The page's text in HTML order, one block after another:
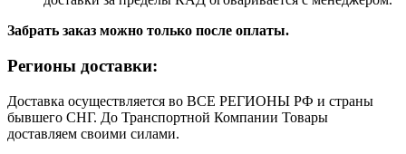
Забрать заказ можно только после оплаты.
Регионы доставки:
Доставка осуществляется во ВСЕ РЕГИОНЫ РФ и страны
бывшего СНГ. До Транспортной Компании Товары
доставляем своими силами.